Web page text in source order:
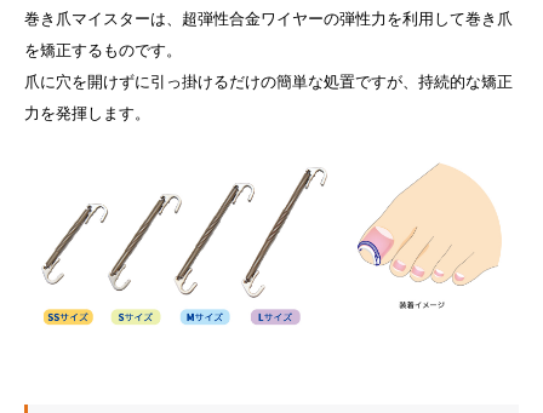
巻き爪マイスターは、超弾性合金ワイヤーの弾性力を利用して巻き爪
を矯正するものです。
爪に穴を開けずに引っ掛けるだけの簡単な処置ですが、持続的な矯正
力を発揮します。